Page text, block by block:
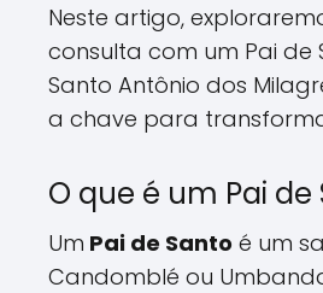
Neste artigo,
consulta com um Pai de
Santo Antônio dos
a chave para
O que é um Pai de
Um Pai de Santo é um
Candomblé ou